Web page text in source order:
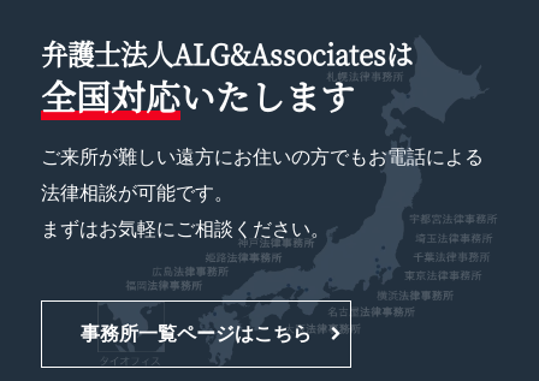
弁護士法人ALG&Associatesは
全国対応いたします
ご来所が難しい遠方にお住いの方でもお電話による
法律相談が可能です。
まずはお気軽にご相談ください。
事務所一覧ページはこちら